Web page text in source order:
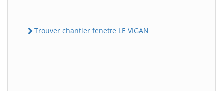
Trouver chantier fenetre LE VIGAN